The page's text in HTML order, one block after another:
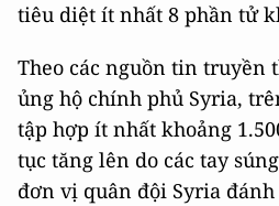
tiêu diệt ít nhất 8 phần tử
Theo các nguồn tin truyền
ủng hộ chính phủ Syria,
tập hợp ít nhất khoảng
tục tăng lên do các tay
đơn vị quân đội Syria đánh